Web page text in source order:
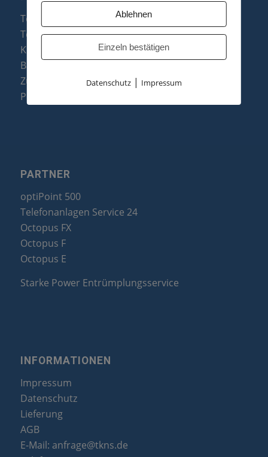
Telefonanlagen
Telefone
Konftel Konferenztelefone
Baugruppen
Zubehör & Ersatzteile
Produktzusammenfassung
PARTNER
optiPoint 500
Telefonanlagen Service 24
Octopus FX
Octopus F
Octopus E
Starke Power Entrümplungsservice
INFORMATIONEN
Impressum
Datenschutz
Lieferung
AGB
E-Mail: anfrage@tkns.de
Ablehnen
Einzeln bestätigen
Datenschutz| Impressum